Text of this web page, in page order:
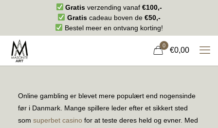
Gratis verzending vanaf€100,-
Gratiscadeau boven de €50,-
Bestel meer en ontvang korting!
0
€0,00
Online gambling er blevet mere populært end nogensinde
før i Danmark. Mange spillere leder efter et sikkert sted
som superbet casino for at teste deres held og evner. Med